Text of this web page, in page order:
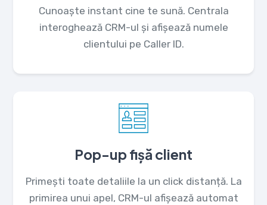
Cunoaște instant cine te sună. Centrala
interoghează CRM-ul și afișează numele
clientului pe Caller ID.
Pop-up fișă client
Primești toate detaliile la un click distanță. La
primirea unui apel, CRM-ul afișează automat